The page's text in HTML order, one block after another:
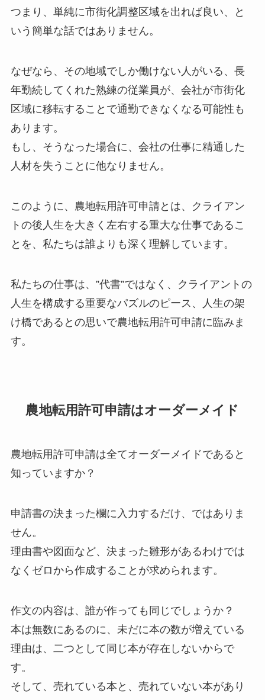
つまり、単純に市街化調整区域を出れば良い、と
いう簡単な話ではありません。
なぜなら、その地域でしか働けない人がいる、長
年勤続してくれた熟練の従業員が、会社が市街化
区域に移転することで通勤できなくなる可能性も
あります。
もし、そうなった場合に、会社の仕事に精通した
人材を失うことに他なりません。
このように、農地転用許可申請とは、クライアン
トの後人生を大きく左右する重大な仕事であるこ
とを、私たちは誰よりも深く理解しています。
私たちの仕事は、”代書”ではなく、クライアントの
人生を構成する重要なパズルのピース、人生の架
け橋であるとの思いで農地転用許可申請に臨みま
す。
農地転用許可申請はオーダーメイド
農地転用許可申請は全てオーダーメイドであると
知っていますか？
申請書の決まった欄に入力するだけ、ではありま
せん。
理由書や図面など、決まった雛形があるわけでは
なくゼロから作成することが求められます。
作文の内容は、誰が作っても同じでしょうか？
本は無数にあるのに、未だに本の数が増えている
理由は、二つとして同じ本が存在しないからで
す。
そして、売れている本と、売れていない本があり